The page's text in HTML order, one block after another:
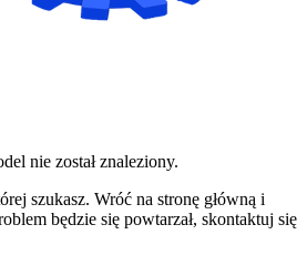
nie został znaleziony.
szukasz. Wróć na stronę główną i
będzie się powtarzał, skontaktuj się